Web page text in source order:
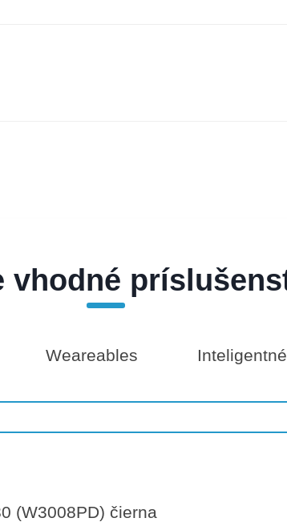
vhodné
Weareables
(W3008PD) čierna